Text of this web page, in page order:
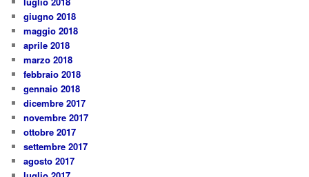
giugno 2018
maggio 2018
aprile 2018
marzo 2018
febbraio 2018
gennaio 2018
dicembre 2017
novembre 2017
ottobre 2017
settembre 2017
agosto 2017